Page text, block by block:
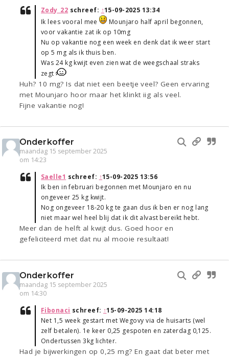
Zody_22 schreef: ↑15-09-2025 13:34
Ik lees vooral mee
Mounjaro half april begonnen,
voor vakantie zat ik op 10mg
Nu op vakantie nog een week en denk dat ik weer start
op 5 mg als ik thuis ben.
Was 24 kg kwijt even zien wat de weegschaal straks
zegt
Huh? 10 mg? Is dat niet een beetje veel? Geen ervaring
met Mounjaro hoor maar het klinkt iig als veel.
Fijne vakantie nog!
Onderkoffer
maandag 15 september 2025
om 14:23
Saelle1 schreef: ↑15-09-2025 13:56
Ik ben in februari begonnen met Mounjaro en nu
ongeveer 25 kg kwijt.
Nog ongeveer 18-20 kg te gaan dus ik ben er nog lang
niet maar wel heel blij dat ik dit alvast bereikt hebt.
Meer dan de helft al kwijt dus. Goed hoor en
gefeliciteerd met dat nu al mooie resultaat!
Onderkoffer
maandag 15 september 2025
om 14:30
Fibonaci schreef: ↑15-09-2025 14:18
Net 1,5 week gestart met Wegovy via de huisarts (wel
zelf betalen). 1e keer 0,25 gespoten en zaterdag 0,125.
Ondertussen 3kg lichter.
Had je bijwerkingen op 0,25 mg? En gaat dat beter met